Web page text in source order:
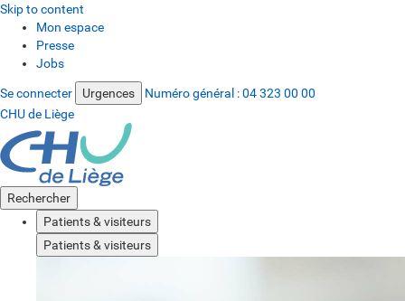
Skip to content
Mon espace
Presse
Jobs
Se connecter Urgences Numéro général :04 323 00 00
CHU de Liège
Rechercher
Patients & visiteurs
Patients & visiteurs